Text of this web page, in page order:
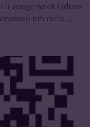
vorige week tijdens
om recla ...